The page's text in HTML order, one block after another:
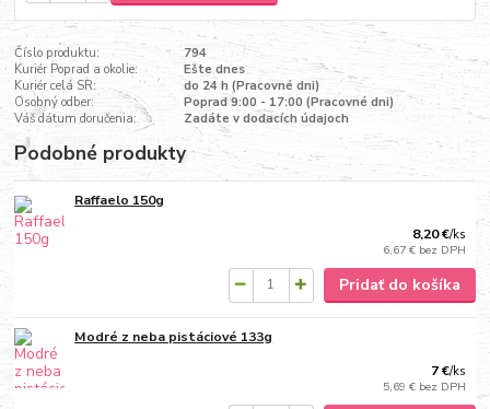
Číslo produktu:
794
Kuriér Poprad a okolie:
Ešte dnes
Kuriér celá SR:
do 24 h (Pracovné dni)
Osobný odber:
Poprad 9:00 - 17:00 (Pracovné dni)
Váš dátum doručenia:
Zadáte v dodacích údajoch
Podobné produkty
Raffaelo 150g
8,20 €/ks
6,67 € bez DPH
Pridať do košíka
Modré z neba pistáciové 133g
7 €/ks
5,69 € bez DPH